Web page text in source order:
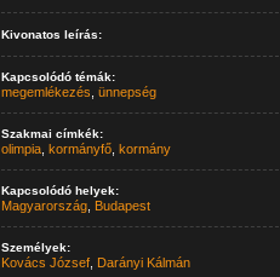
Kivonatos leírás:
Kapcsolódó témák:
megemlékezés ünnepség
Szakmai címkék:
olimpia, kormányfő, kormány
Kapcsolódó helyek:
Magyarország, Budapest
Személyek:
Kovács József, Darányi Kálmán